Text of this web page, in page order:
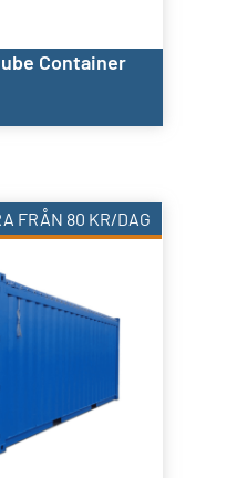
Container
FRÅN 80 KR/DAG